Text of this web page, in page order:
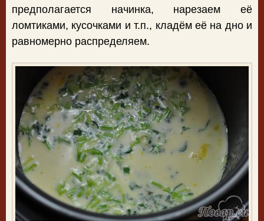
предполагается начинка, нарезаем её
ломтиками, кусочками и т.п., кладём её на дно и
равномерно распределяем.